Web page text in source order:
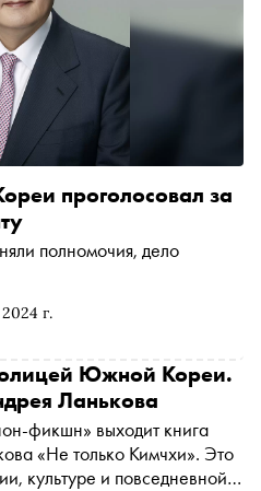
г.
проголосовал за
полномочия, дело
Южной Кореи.
Ланькова
фикшн» выходит книга
«Не только Кимчхи». Это
культуре и повседневной